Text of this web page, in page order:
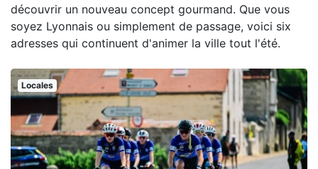
découvrir un nouveau concept gourmand. Que vous
soyez Lyonnais ou simplement de passage, voici six
adresses qui continuent d'animer la ville tout l'été.
Locales